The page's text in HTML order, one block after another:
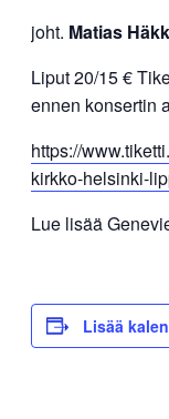
joht. Matias
Liput 20/15 €
ennen konsertin
https://
kirkko-helsinki-
Lue lisää
Lisää